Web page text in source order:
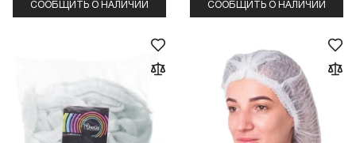
СООБЩИТЬ О НАЛИЧИИ СООБЩИТЬ О НАЛИЧИИ